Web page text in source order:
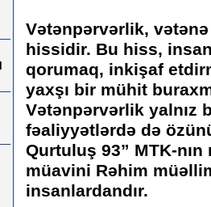
Vətənpərvərlik,
hissidir. Bu hiss,
qorumaq, inkişaf
yaxşı bir mühit
Vətənpərvərlik yalnız
fəaliyyətlərdə də
Qurtuluş 93” MTK-
müavini Rəhim
insanlardandır.